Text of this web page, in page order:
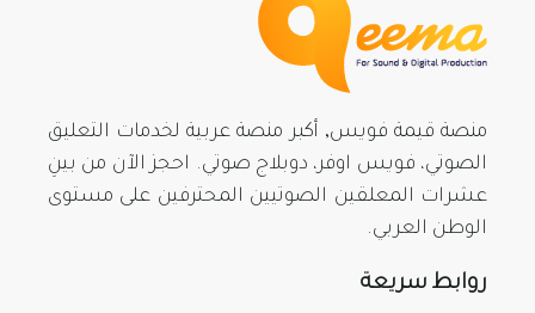
منصة قيمة فويس, أكبر منصة عربية لخدمات التعليق
الصوتي، فويس اوفر، دوبلاج صوتي. احجز الآن من بينِ
عشرات المعلقين الصوتيين المحترفين على مستوى
الوطن العربي.
روابط سريعة